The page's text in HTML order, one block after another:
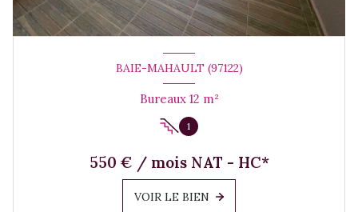
BAIE-MAHAULT (97122)
Bureaux 12 m²
1
550 € / mois NAT - HC*
VOIR LE BIEN